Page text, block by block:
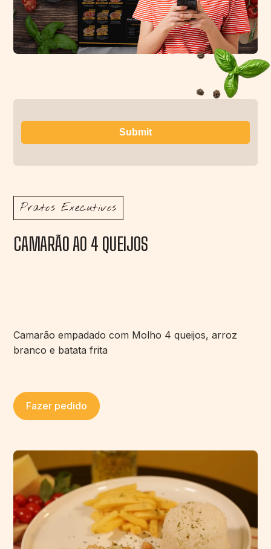
Pratos Executivos
CAMARÃO AO 4 QUEIJOS
Camarão empadado com Molho 4 queijos, arroz
branco e batata frita
Fazer pedido